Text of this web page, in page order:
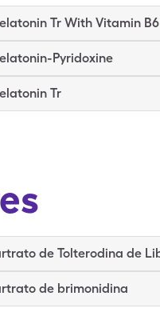
Tr With Vitamin B6
Pyridoxine
Tr
de brimonidina